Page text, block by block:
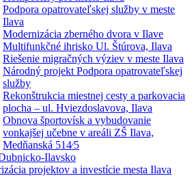
Podpora opatrovateľskej služby v meste
Ilava
Modernizácia zberného dvora v Ilave
Multifunkčné ihrisko Ul. Štúrova, Ilava
Riešenie migračných výziev v meste Ilava
Národný projekt Podpora opatrovateľskej
služby
Rekonštrukcia miestnej cesty a parkovacia
plocha – ul. Hviezdoslavova, Ilava
Obnova športovísk a vybudovanie
vonkajšej učebne v areáli ZŠ Ilava,
Medňanská 514⁄5
Ilavsko
projektov a investície mesta Ilava